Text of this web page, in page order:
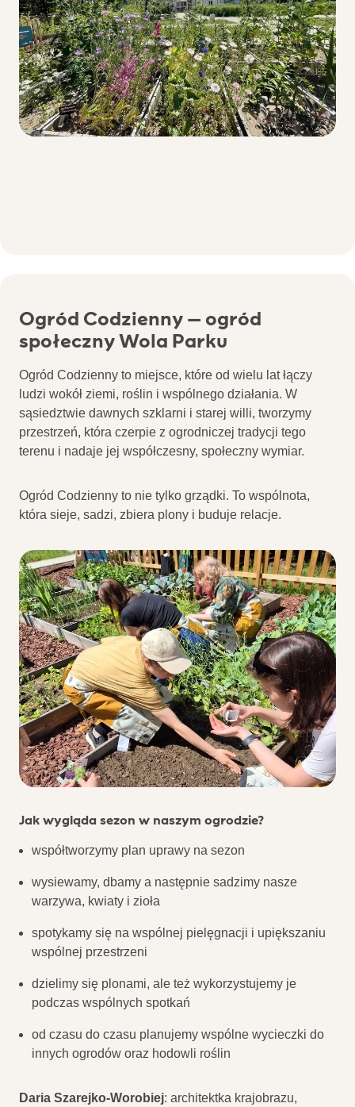
Ogród Codzienny – ogród
społeczny Wola Parku
Ogród Codzienny to miejsce, które od wielu lat łączy
ludzi wokół ziemi, roślin i wspólnego działania. W
sąsiedztwie dawnych szklarni i starej willi, tworzymy
przestrzeń, która czerpie z ogrodniczej tradycji tego
terenu i nadaje jej współczesny, społeczny wymiar.
Ogród Codzienny to nie tylko grządki. To wspólnota,
która sieje, sadzi, zbiera plony i buduje relacje.
Jak wygląda sezon w naszym ogrodzie?
współtworzymy plan uprawy na sezon
wysiewamy, dbamy a następnie sadzimy nasze
warzywa, kwiaty i zioła
spotykamy się na wspólnej pielęgnacji i upiększaniu
wspólnej przestrzeni
dzielimy się plonami, ale też wykorzystujemy je
podczas wspólnych spotkań
od czasu do czasu planujemy wspólne wycieczki do
innych ogrodów oraz hodowli roślin
Daria Szarejko-Worobiej: architektka krajobrazu,